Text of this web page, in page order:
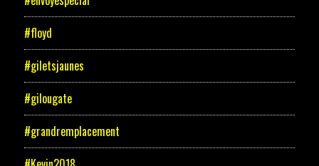
#floyd
#giletsjaunes
#gilougate
#grandremplacement